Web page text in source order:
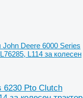
John Deere 6000 Series
L114 за колесен
6230 Pto Clutch